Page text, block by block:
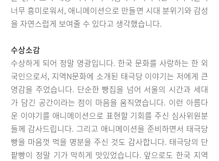
너무 흥미로워서, 애니메이션으로 만들면 시대 분위기와 감성
을 자연스럽게 보여줄 수 있다고 생각했습니다.
수상소감
수상하게 되어 정말 영광입니다. 한국 문화를 사랑하는 한 외
국인으로서, 지역N문화에 소개된 태극당 이야기는 저에게 큰
영감을 주었습니다. 단순한 빵집을 넘어 서울의 시간과 세대
가 담긴 공간이라는 점이 마음을 움직였습니다. 이런 아름다
운 이야기를 애니메이션으로 표현할 기회를 주신 심사위원분
들께 감사드립니다. 그리고 애니메이션을 준비하면서 태극당
빵을 마음껏 먹을 명분을 주신 것도 감사합니다. 태극당의 단
팥빵이 정말 기가 막히게 맛있었습니다. 앞으로도 한국 지역